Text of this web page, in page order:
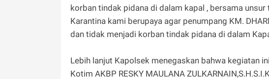
korban tindak pidana di dalam kapal , bersama unsur
Karantina kami berupaya agar penumpang KM.
dan tidak menjadi korban tindak pidana di dalam
Lebih lanjut Kapolsek menegaskan bahwa kegiatan
Kotim AKBP RESKY MAULANA